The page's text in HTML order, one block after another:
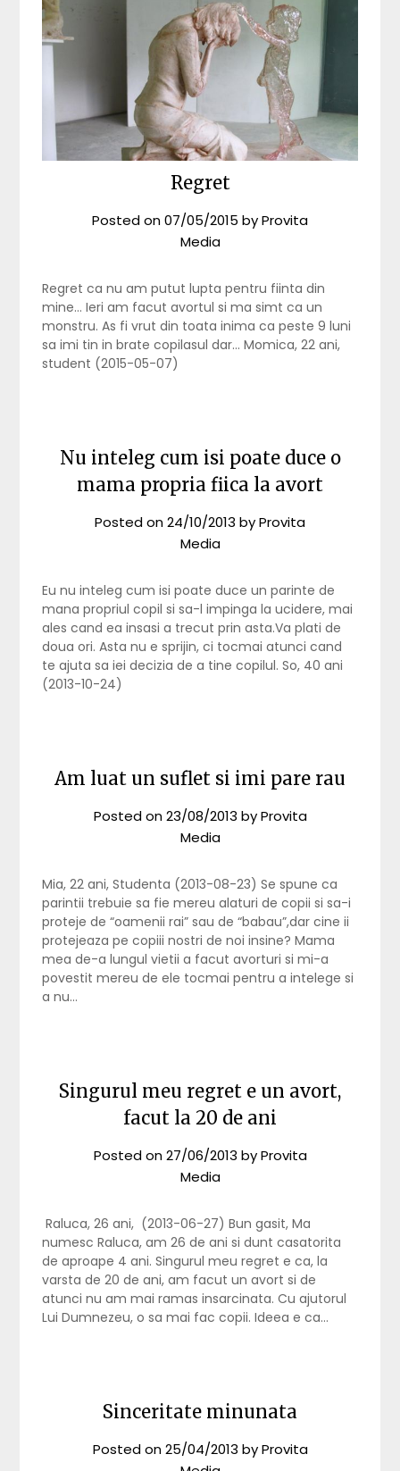
Regret
Posted on07/05/2015 byProvita
Media
Regret ca nu am putut lupta pentru fiinta din
mine… Ieri am facut avortul si ma simt ca un
monstru. As fi vrut din toata inima ca peste 9 luni
sa imi tin in brate copilasul dar… Momica, 22 ani,
student (2015-05-07)
Nu inteleg cum isi poate duce o
mama propria fiica la avort
Posted on24/10/2013 byProvita
Media
Eu nu inteleg cum isi poate duce un parinte de
mana propriul copil si sa-l impinga la ucidere, mai
ales cand ea insasi a trecut prin asta.Va plati de
doua ori. Asta nu e sprijin, ci tocmai atunci cand
te ajuta sa iei decizia de a tine copilul. So, 40 ani
(2013-10-24)
Am luat un suflet si imi pare rau
Posted on23/08/2013 byProvita
Media
Mia, 22 ani, Studenta (2013-08-23) Se spune ca
parintii trebuie sa fie mereu alaturi de copii si sa-i
proteje de “oamenii rai” sau de “babau”,dar cine ii
protejeaza pe copiii nostri de noi insine? Mama
mea de-a lungul vietii a facut avorturi si mi-a
povestit mereu de ele tocmai pentru a intelege si
a nu…
Singurul meu regret e un avort,
facut la 20 de ani
Posted on27/06/2013 byProvita
Media
Raluca, 26 ani, (2013-06-27) Bun gasit, Ma
numesc Raluca, am 26 de ani si dunt casatorita
de aproape 4 ani. Singurul meu regret e ca, la
varsta de 20 de ani, am facut un avort si de
atunci nu am mai ramas insarcinata. Cu ajutorul
Lui Dumnezeu, o sa mai fac copii. Ideea e ca…
Sinceritate minunata
Posted on25/04/2013 byProvita